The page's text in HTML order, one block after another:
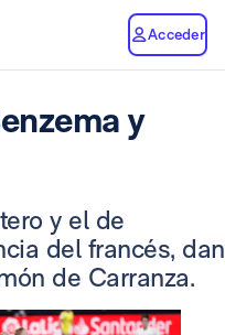
Acceder
y
y el de
del francés, dan
de Carranza.